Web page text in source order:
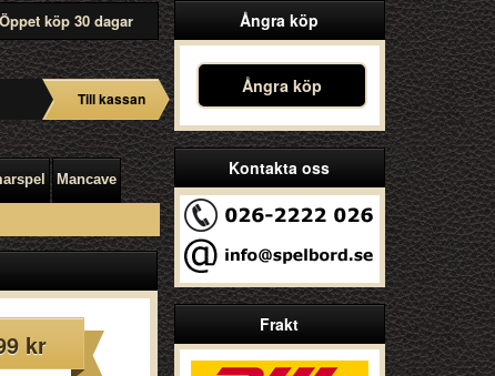
Öppet köp 30 dagar
Till kassan
Mancave
Ångra köp
Ångra köp
Kontakta oss
Frakt
kr